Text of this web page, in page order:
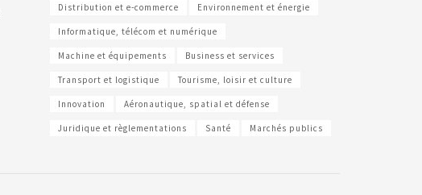
Distribution et e-commerce Environnement et énergie
Informatique, télécom et numérique
Machine et équipements Business et services
Transport et logistique Tourisme, loisir et culture
Innovation Aéronautique, spatial et défense
Juridique et règlementations Santé Marchés publics